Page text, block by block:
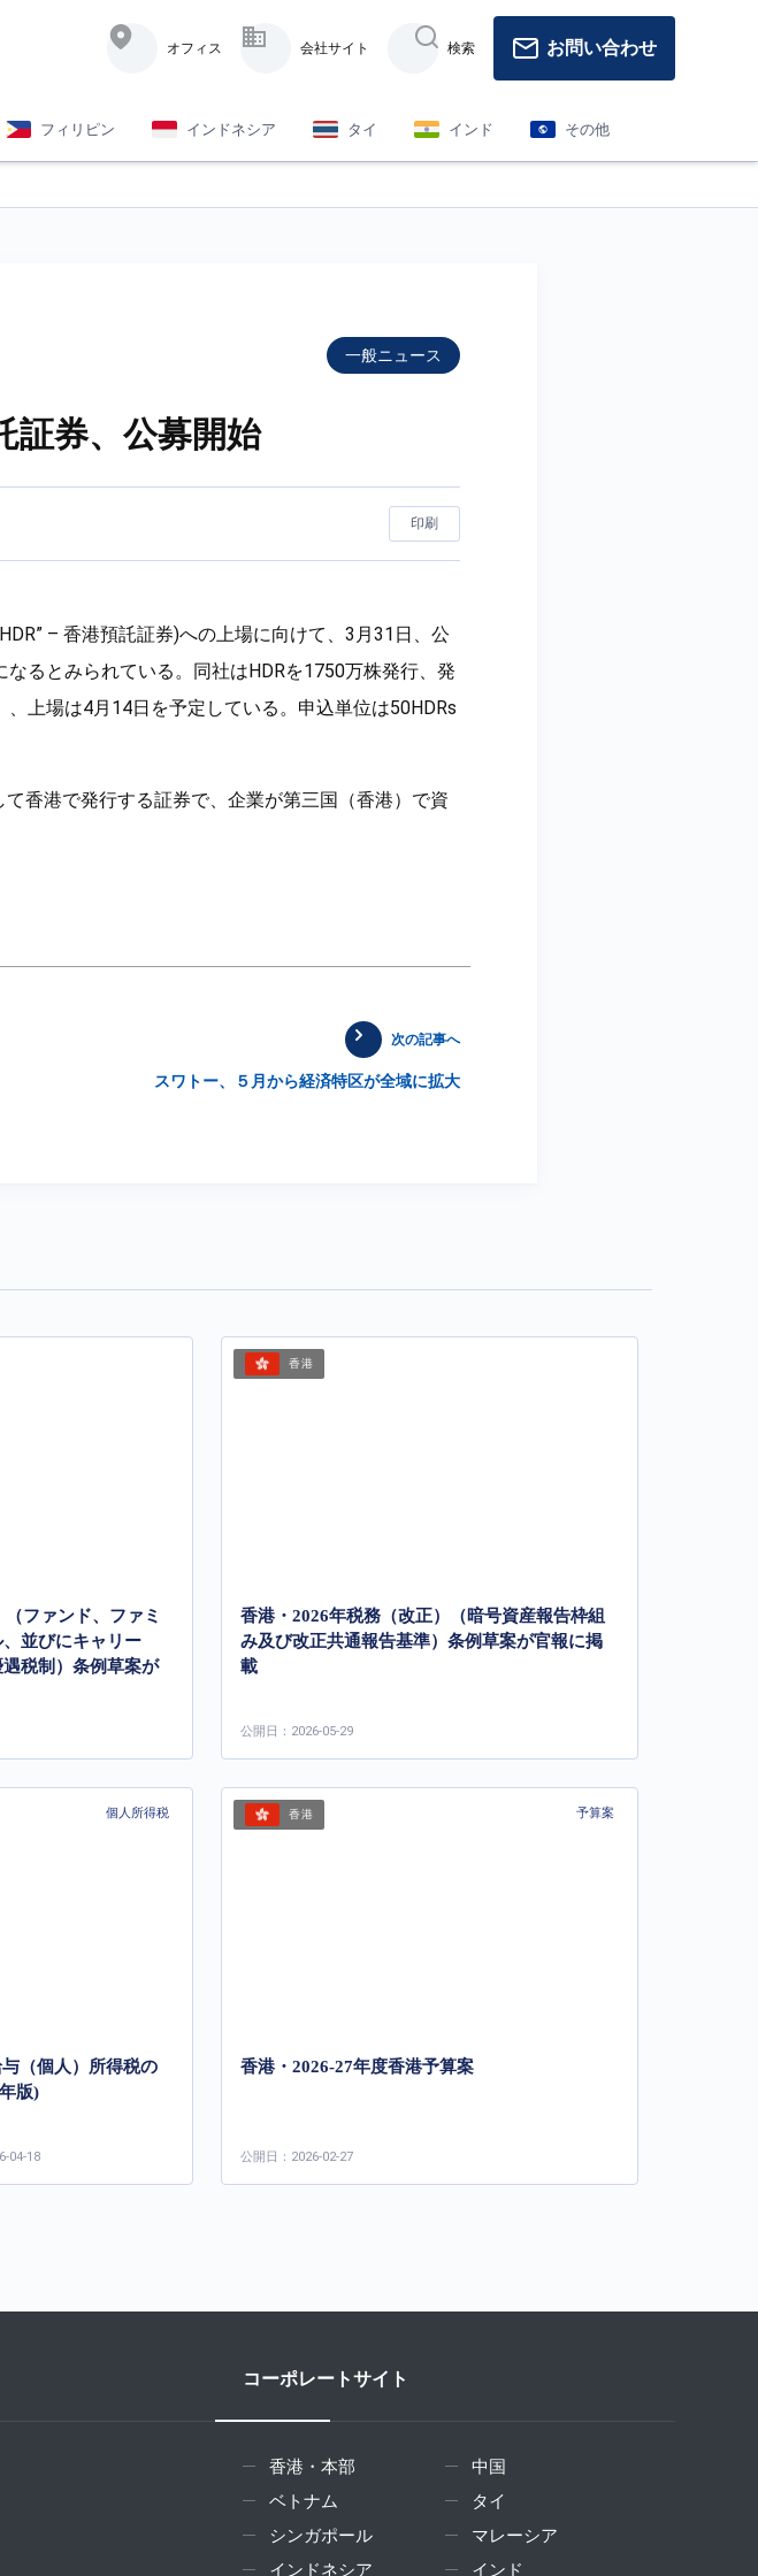
オフィス
会社サイト 検索 お問い合わせ
フィリピン インドネシア タイ インド その他
一般ニュース
証券、公募開始
印刷
– 香港預託証券)への上場に向けて、3月31日、公
るとみられている。同社はHDRを1750万株発行、発
上場は4月14日を予定している。申込単位は50HDRs
香港で発行する証券で、企業が第三国（香港）で資
次の記事へ
スワトー、５月から経済特区が全域に拡大
ファンド、ファミ
並びにキャリー
遇税制）条例草案が
香港
香港・2026年税務（改正）（暗号資産報告枠組
み及び改正共通報告基準）条例草案が官報に掲
載
公開日：2026-05-29
個人所得税
（個人）所得税の
版)
04-18
香港 予算案
香港・2026-27年度香港予算案
公開日：2026-02-27
コーポレートサイト
香港・本部
中国
ベトナム
タイ
シンガポール
マレーシア
インドネシア
インド